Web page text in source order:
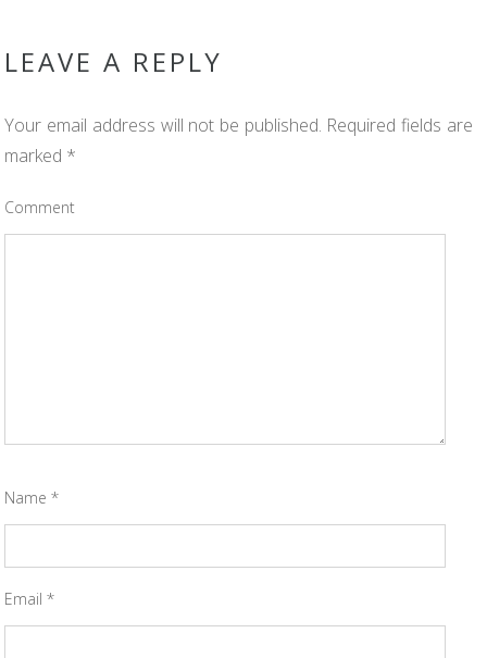
LEAVE A REPLY
Your email address will not be published. Required fields are
marked *
Comment
Name*
Email*